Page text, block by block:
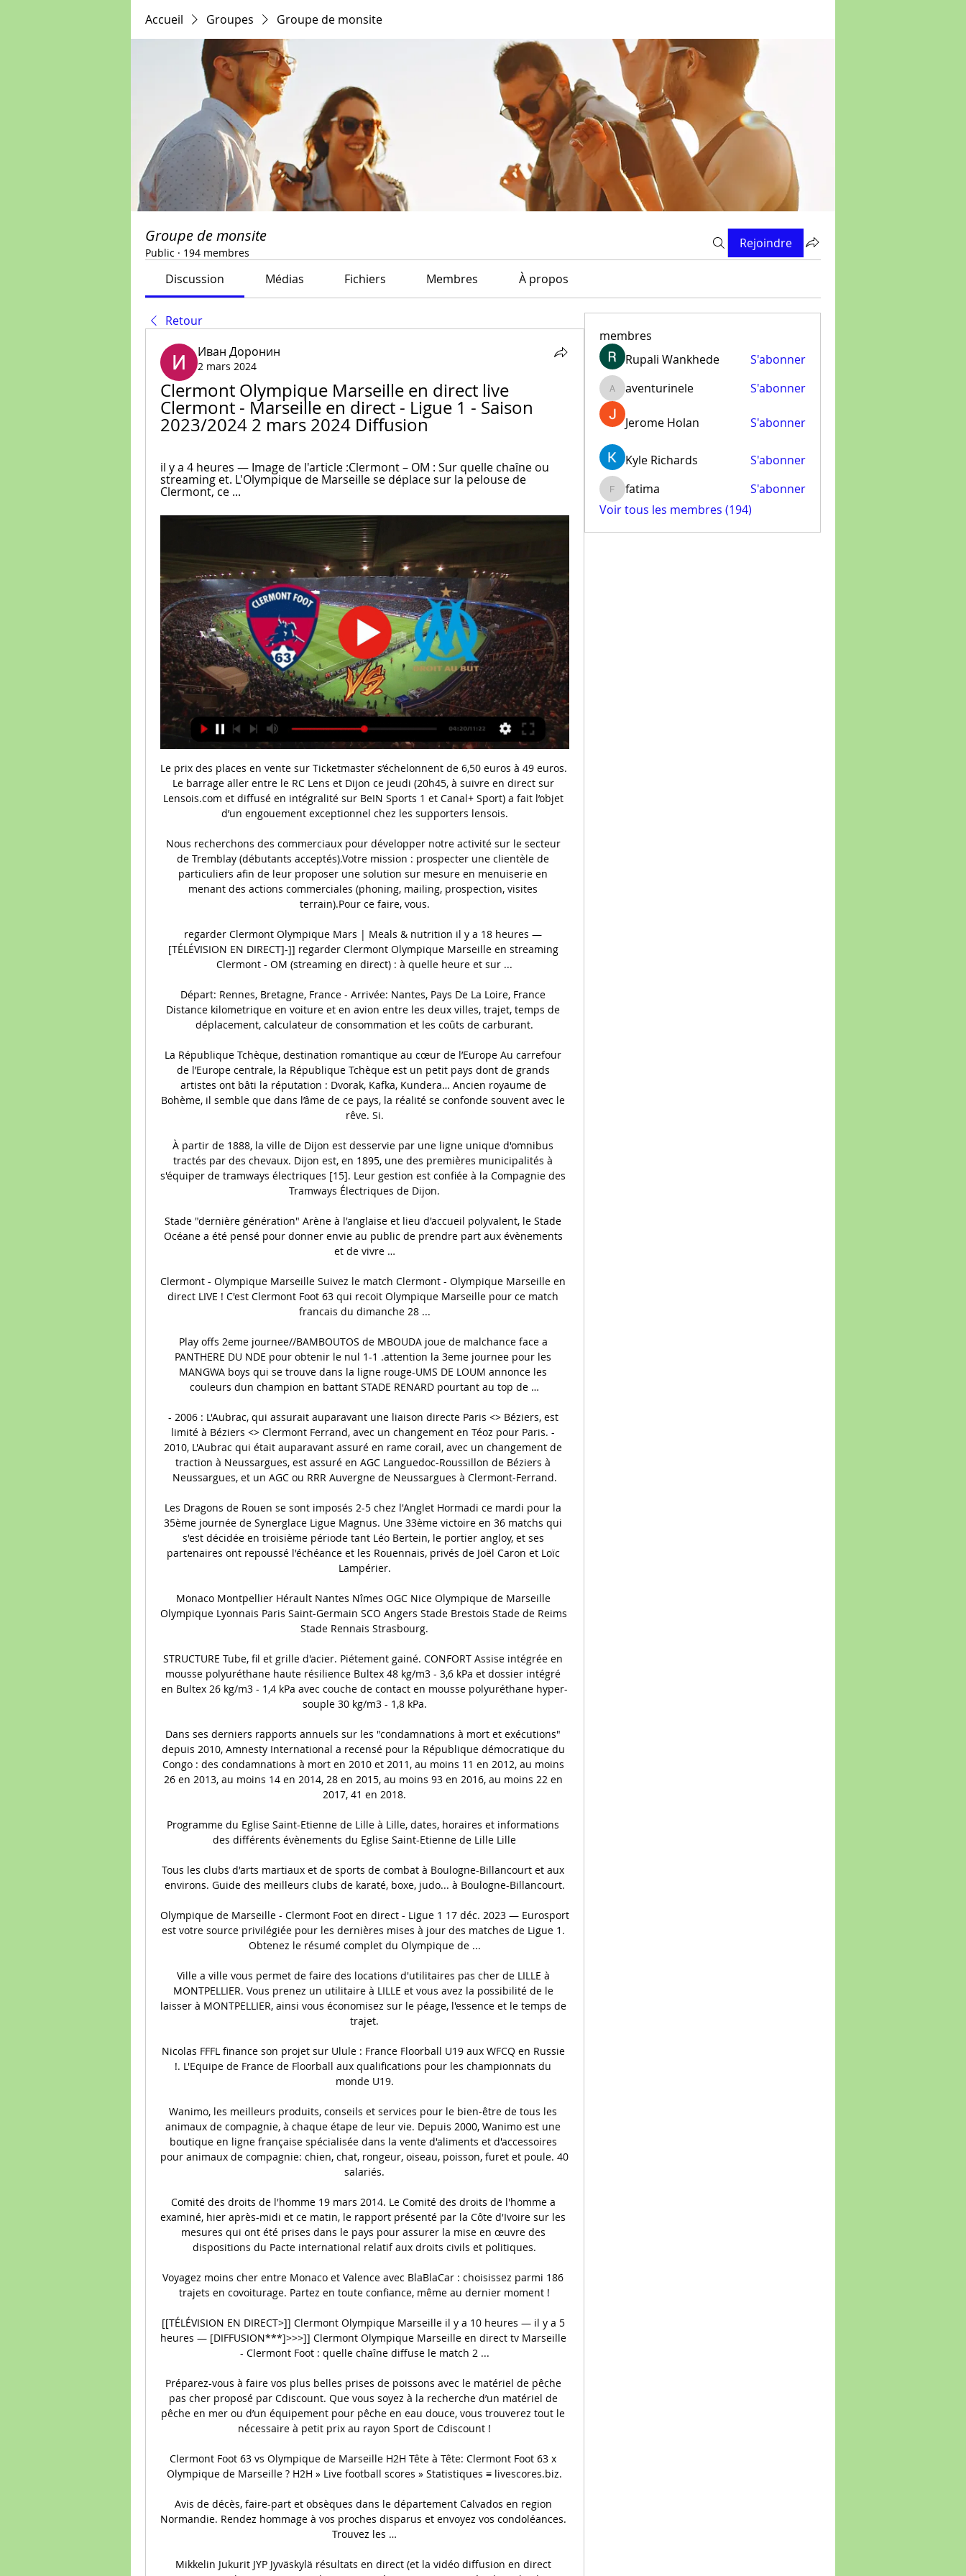
Accueil Groupes Groupe de monsite
Groupe de monsite
Public · 194 membres
Rejoindre
Discussion Médias Fichiers Membres À propos
Retour
Иван Доронин
2 mars 2024
Clermont Olympique Marseille en direct live
Clermont - Marseille en direct - Ligue 1 - Saison
2023/2024 2 mars 2024 Diffusion
il y a 4 heures — Image de l'article :Clermont – OM : Sur quelle chaîne ou
streaming et. L'Olympique de Marseille se déplace sur la pelouse de
Clermont, ce ...
Le prix des places en vente sur Ticketmaster s’échelonnent de 6,50 euros à 49 euros. Le barrage aller entre le RC Lens et Dijon ce jeudi (20h45, à suivre en direct sur Lensois.com et diffusé en intégralité sur BeIN Sports 1 et Canal+ Sport) a fait l’objet d’un engouement exceptionnel chez les supporters lensois.

Nous recherchons des commerciaux pour développer notre activité sur le secteur de Tremblay (débutants acceptés).Votre mission : prospecter une clientèle de particuliers afin de leur proposer une solution sur mesure en menuiserie en menant des actions commerciales (phoning, mailing, prospection, visites terrain).Pour ce faire, vous.

regarder Clermont Olympique Mars | Meals & nutrition il y a 18 heures — [TÉLÉVISION EN DIRECT]-]] regarder Clermont Olympique Marseille en streaming Clermont - OM (streaming en direct) : à quelle heure et sur ...

Départ: Rennes, Bretagne, France - Arrivée: Nantes, Pays De La Loire, France Distance kilometrique en voiture et en avion entre les deux villes, trajet, temps de déplacement, calculateur de consommation et les coûts de carburant.

La République Tchèque, destination romantique au cœur de l’Europe Au carrefour de l’Europe centrale, la République Tchèque est un petit pays dont de grands artistes ont bâti la réputation : Dvorak, Kafka, Kundera… Ancien royaume de Bohème, il semble que dans l’âme de ce pays, la réalité se confonde souvent avec le rêve. Si.

À partir de 1888, la ville de Dijon est desservie par une ligne unique d'omnibus tractés par des chevaux. Dijon est, en 1895, une des premières municipalités à s'équiper de tramways électriques [15]. Leur gestion est confiée à la Compagnie des Tramways Électriques de Dijon.

Stade "dernière génération" Arène à l'anglaise et lieu d'accueil polyvalent, le Stade Océane a été pensé pour donner envie au public de prendre part aux évènements et de vivre …

Clermont - Olympique Marseille Suivez le match Clermont - Olympique Marseille en direct LIVE ! C'est Clermont Foot 63 qui recoit Olympique Marseille pour ce match francais du dimanche 28 ...

Play offs 2eme journee//BAMBOUTOS de MBOUDA joue de malchance face a PANTHERE DU NDE pour obtenir le nul 1-1 .attention la 3eme journee pour les MANGWA boys qui se trouve dans la ligne rouge-UMS DE LOUM annonce les couleurs dun champion en battant STADE RENARD pourtant au top de …

- 2006 : L'Aubrac, qui assurait auparavant une liaison directe Paris <> Béziers, est limité à Béziers <> Clermont Ferrand, avec un changement en Téoz pour Paris. - 2010, L'Aubrac qui était auparavant assuré en rame corail, avec un changement de traction à Neussargues, est assuré en AGC Languedoc-Roussillon de Béziers à Neussargues, et un AGC ou RRR Auvergne de Neussargues à Clermont-Ferrand.

Les Dragons de Rouen se sont imposés 2-5 chez l'Anglet Hormadi ce mardi pour la 35ème journée de Synerglace Ligue Magnus. Une 33ème victoire en 36 matchs qui s'est décidée en troisième période tant Léo Bertein, le portier angloy, et ses partenaires ont repoussé l'échéance et les Rouennais, privés de Joël Caron et Loïc Lampérier.

Monaco Montpellier Hérault Nantes Nîmes OGC Nice Olympique de Marseille Olympique Lyonnais Paris Saint-Germain SCO Angers Stade Brestois Stade de Reims Stade Rennais Strasbourg.

STRUCTURE Tube, fil et grille d'acier. Piétement gainé. CONFORT Assise intégrée en mousse polyuréthane haute résilience Bultex 48 kg/m3 - 3,6 kPa et dossier intégré en Bultex 26 kg/m3 - 1,4 kPa avec couche de contact en mousse polyuréthane hyper-souple 30 kg/m3 - 1,8 kPa.

Dans ses derniers rapports annuels sur les "condamnations à mort et exécutions" depuis 2010, Amnesty International a recensé pour la République démocratique du Congo : des condamnations à mort en 2010 et 2011, au moins 11 en 2012, au moins 26 en 2013, au moins 14 en 2014, 28 en 2015, au moins 93 en 2016, au moins 22 en 2017, 41 en 2018.

Programme du Eglise Saint-Etienne de Lille à Lille, dates, horaires et informations des différents évènements du Eglise Saint-Etienne de Lille Lille

Tous les clubs d'arts martiaux et de sports de combat à Boulogne-Billancourt et aux environs. Guide des meilleurs clubs de karaté, boxe, judo... à Boulogne-Billancourt.

Olympique de Marseille - Clermont Foot en direct - Ligue 1 17 déc. 2023 — Eurosport est votre source privilégiée pour les dernières mises à jour des matches de Ligue 1. Obtenez le résumé complet du Olympique de ...

Ville a ville vous permet de faire des locations d'utilitaires pas cher de LILLE à MONTPELLIER. Vous prenez un utilitaire à LILLE et vous avez la possibilité de le laisser à MONTPELLIER, ainsi vous économisez sur le péage, l'essence et le temps de trajet.

Nicolas FFFL finance son projet sur Ulule : France Floorball U19 aux WFCQ en Russie !. L'Equipe de France de Floorball aux qualifications pour les championnats du monde U19.

Wanimo, les meilleurs produits, conseils et services pour le bien-être de tous les animaux de compagnie, à chaque étape de leur vie. Depuis 2000, Wanimo est une boutique en ligne française spécialisée dans la vente d'aliments et d'accessoires pour animaux de compagnie: chien, chat, rongeur, oiseau, poisson, furet et poule. 40 salariés.

Comité des droits de l'homme 19 mars 2014. Le Comité des droits de l'homme a examiné, hier après-midi et ce matin, le rapport présenté par la Côte d'Ivoire sur les mesures qui ont été prises dans le pays pour assurer la mise en œuvre des dispositions du Pacte international relatif aux droits civils et politiques.

Voyagez moins cher entre Monaco et Valence avec BlaBlaCar : choisissez parmi 186 trajets en covoiturage. Partez en toute confiance, même au dernier moment !

[[TÉLÉVISION EN DIRECT>]] Clermont Olympique Marseille il y a 10 heures — il y a 5 heures — [DIFFUSION***]>>>]] Clermont Olympique Marseille en direct tv Marseille - Clermont Foot : quelle chaîne diffuse le match 2 ...

Préparez-vous à faire vos plus belles prises de poissons avec le matériel de pêche pas cher proposé par Cdiscount. Que vous soyez à la recherche d’un matériel de pêche en mer ou d’un équipement pour pêche en eau douce, vous trouverez tout le nécessaire à petit prix au rayon Sport de Cdiscount !

Clermont Foot 63 vs Olympique de Marseille H2H Tête à Tête: Clermont Foot 63 x Olympique de Marseille ? H2H » Live football scores » Statistiques ≡ livescores.biz.

Avis de décès, faire-part et obsèques dans le département Calvados en region Normandie. Rendez hommage à vos proches disparus et envoyez vos condoléances. Trouvez les …

Mikkelin Jukurit JYP Jyväskylä résultats en direct (et la vidéo diffusion en direct streaming en ligne) commence le 8.10.2019. à 15:30 temps UTC àKalevankankaan jäähalli,Mikkeli,Finland en Liiga,Finland.

Pronostic FC København (J) FC Midtjylland (J) du 28/02/2019 en Ligaen U17 – Découvrez les pronostics, les statistiques et les meilleures cotes pour le match de Football FC København (J) - FC Midtjylland (J) réalisés par les experts sportifs de RueDesJoueurs.

Tout ce qu'il faut savoir sur le match Zagłębie Sosnowiec vs Jastrzębie de I Liga du (21 Septembre 2019) en direct : Résumé, statistiques, compositions et résultats - Besoccer. Don't miss the most important football matches while navigating as usual through the pages of your choice.

Matches des extrêmes entre le Havre, 2e de Ligue 2, et Châteauroux, avant-dernier ! Les Normands sont invaincus depuis le début de la compétition (4 victoires et 4 nuls), possèdent la meilleure attaque du championnat avec 16 buts inscrits dont 9 marqués par Tino Kadewere, meilleur réalisateur de Ligue 2.

LBJEQ - 6 octobre 2019 - Pas moins de 48 joueurs âgés de 22 ans viennent de terminer leur stage junior. Sous la rubrique ''photos'', vous les retrouverez, par équipe.

Si vous voulez voir le match en ligne en direct de Jean Loup Faustin avec Chambéry Savoie Mont Blanc HB nous vous mettons à disposition un lien pour regarder le match sur internet Chambéry Savoie Mont Blanc HB - Tremblay En France Handball diffusion en direct, sponsorisé par bet365.

Live Nigeria vs Cameroun EN DIRECT | CAN 2019 : Huitièmes de finale Match Nigeria - Cameroun en direct commenté. Coupe d'Afrique des Nations - 6 juillet

[[REGARDER EN LIGNE!]] regarder Clermont Marseille en direct il y a 3 heures — [REGARDER EN LIGNE!]] regarder Clermont Marseille en direct Streaming OLYMPIQUE MARSEILLE- Clermont Gratuit En 02/03/2024 il y a 6 heures ...

Jeanne d'Arc Dijon Basket est un club français de basketball basé dans la ville de Dijon. Il a été fondé en 1880. Il évolue pour la saison 2019/2020 dans le championnat suivant : Pro A. Les matchs à domicile se jouent dans la salle : Palais des Sports Jean-Michel Geoffroy .

Diffusion. C'est au XIX e siècle que la pratique de ces langues s'est largement déplacée vers l'intérieur du continent : au Kenya, en Ouganda, au Rwanda, au Burundi, dans l'actuelle République démocratique du Congo et le sud de la Centrafrique. Les missionnaires s'en servaient pour prêcher.

Clermont Olympique Marseille en direct gratuit Marseille - C il y a 12 heures — Clermont Olympique Marseille en direct gratuit Marseille - Clermont : Diffusion TV et en clair, streaming et 2 mars 2024 Vivre 16 déc.

porn tube pute polonaise Sex Mateur Gratuit Mature Live Cam Sado Maso Video Gratuite Lobstancie Site Porno Streaming francais amateur sexe femme gros sein nue porno steaming sexe haute marne Sexe Grandma Rencontre Sex Annonce Video Pornographique Xxl Chaumoux Chattes Poilues Photos Gratuites fist fucking anal vieilles salopes en chaleur bites.

Suivez le match Virtus Entella U19 - Novara U19 en direct LIVE ! C'est ACD Virtus Entella Under 19 qui recoit Novara Under 19 pour ce match italien du samedi 01 juin 2019 (Resultat Dante Berretti)

Les Ducs profitent de la défaite 6-2 de Chamonix-Morzine à Dijon. Tandis qu’avec cette victoire, Amiens s’y rapproche aussi. Tandis qu’avec cette victoire, Amiens s’y rapproche aussi. Dans cette première période, Angers se fait cueillir à froid, avec l’ouverture du score, d’ent
membres
Rupali Wankhede
S'abonner
aventurinele
aventurinele S'abonner
Jerome Holan S'abonner
Kyle Richards S'abonner
fatima
fatima
S'abonner
Voir tous les membres (194)